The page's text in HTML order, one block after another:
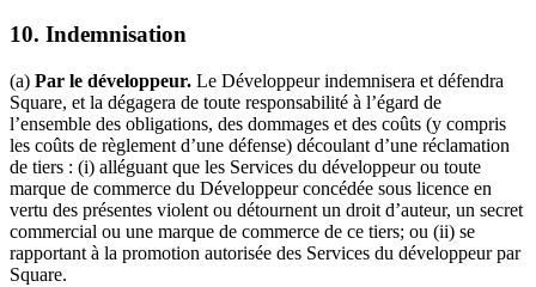
10. Indemnisation
(a) Par le développeur. Le Développeur indemnisera et défendra
Square, et la dégagera de toute responsabilité à l’égard de
l’ensemble des obligations, des dommages et des coûts (y compris
les coûts de règlement d’une défense) découlant d’une réclamation
de tiers : (i) alléguant que les Services du développeur ou toute
marque de commerce du Développeur concédée sous licence en
vertu des présentes violent ou détournent un droit d’auteur, un secret
commercial ou une marque de commerce de ce tiers; ou (ii) se
rapportant à la promotion autorisée des Services du développeur par
Square.